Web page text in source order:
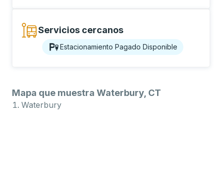
Servicios cercanos
Estacionamiento Pagado Disponible
Mapa que muestra Waterbury, CT
Waterbury